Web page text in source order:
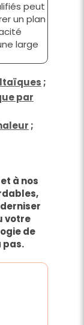
peut
un plan
large
;
par
;
à nos
votre
de
pas.